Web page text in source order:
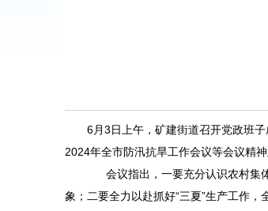
6月3日上午，矿建街道召开党政班
2024年全市防汛抗旱工作会议等会议精
会议指出，一要充分认识农村集体
象；二要全力以赴抓好“三夏”生产工作